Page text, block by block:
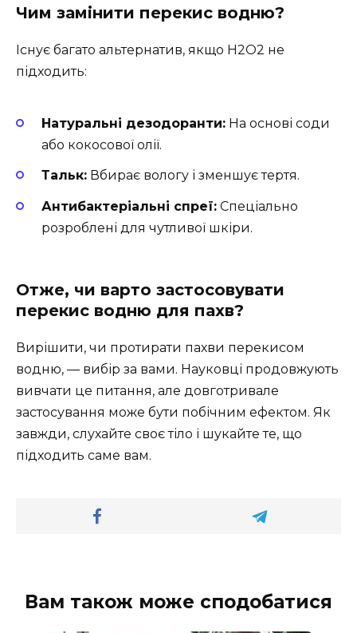
Чим замінити перекис водню?
Існує багато альтернатив, якщо H2O2 не
підходить:
Натуральні дезодоранти: На основі соди
або кокосової олії.
Тальк: Вбирає вологу і зменшує тертя.
Антибактеріальні спреї: Спеціально
розроблені для чутливої шкіри.
Отже, чи варто застосовувати
перекис водню для пахв?
Вирішити, чи протирати пахви перекисом
водню, — вибір за вами. Науковці продовжують
вивчати це питання, але довготривале
застосування може бути побічним ефектом. Як
завжди, слухайте своє тіло і шукайте те, що
підходить саме вам.
Вам також може сподобатися